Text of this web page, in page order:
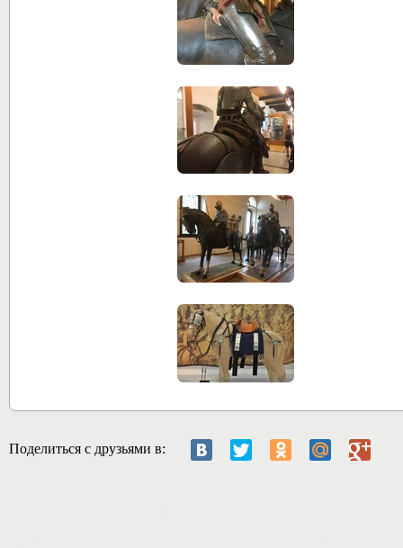
Поделиться с друзьями в: